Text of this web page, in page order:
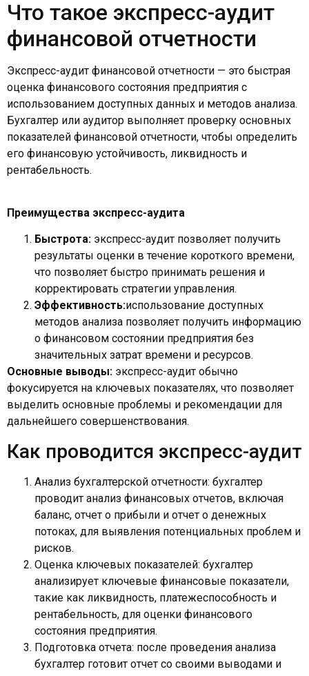
Что такое экспресс-аудит
финансовой отчетности
Экспресс-аудит финансовой отчетности — это быстрая
оценка финансового состояния предприятия с
использованием доступных данных и методов анализа.
Бухгалтер или аудитор выполняет проверку основных
показателей финансовой отчетности, чтобы определить
его финансовую устойчивость, ликвидность и
рентабельность.
Преимущества экспресс-аудита
Быстрота: экспресс-аудит позволяет получить
результаты оценки в течение короткого времени,
что позволяет быстро принимать решения и
корректировать стратегии управления.
Эффективность:использование доступных
методов анализа позволяет получить информацию
о финансовом состоянии предприятия без
значительных затрат времени и ресурсов.
Основные выводы: экспресс-аудит обычно
фокусируется на ключевых показателях, что позволяет
выделить основные проблемы и рекомендации для
дальнейшего совершенствования.
Как проводится экспресс-аудит
Анализ бухгалтерской отчетности: бухгалтер
проводит анализ финансовых отчетов, включая
баланс, отчет о прибыли и отчет о денежных
потоках, для выявления потенциальных проблем и
рисков.
Оценка ключевых показателей: бухгалтер
анализирует ключевые финансовые показатели,
такие как ликвидность, платежеспособность и
рентабельность, для оценки финансового
состояния предприятия.
Подготовка отчета: после проведения анализа
бухгалтер готовит отчет со своими выводами и